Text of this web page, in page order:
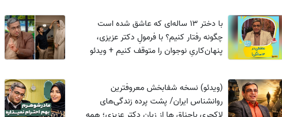
با دختر 13 ساله‌ای که عاشق شده است
چگونه رفتار کنیم؟ با فرمولِ دکتر عزیزی،
پنهان‌کاریِ نوجوان را متوقف کنیم + ویدئو
(ویدئو) نسخه شفابخش معروفترین
روانشناس ایران/ پشت پرده زندگی‌های